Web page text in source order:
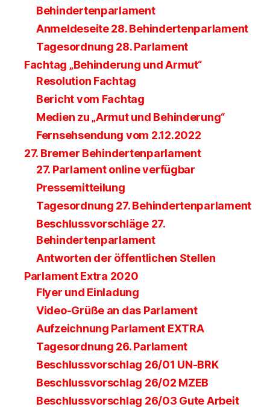
Behindertenparlament
Anmeldeseite 28. Behindertenparlament
Tagesordnung 28. Parlament
Fachtag „Behinderung und Armut“
Resolution Fachtag
Bericht vom Fachtag
Medien zu „Armut und Behinderung“
Fernsehsendung vom 2.12.2022
27. Bremer Behindertenparlament
27. Parlament online verfügbar
Pressemitteilung
Tagesordnung 27. Behindertenparlament
Beschlussvorschläge 27.
Behindertenparlament
Antworten der öffentlichen Stellen
Parlament Extra 2020
Flyer und Einladung
Video-Grüße an das Parlament
Aufzeichnung Parlament EXTRA
Tagesordnung 26. Parlament
Beschlussvorschlag 26/01 UN-BRK
Beschlussvorschlag 26/02 MZEB
Beschlussvorschlag 26/03 Gute Arbeit